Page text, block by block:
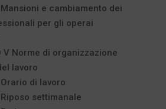
Mansioni e cambiamento dei
per gli operai
V Norme di organizzazione
lavoro
di lavoro
settimanale